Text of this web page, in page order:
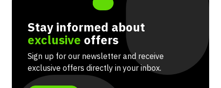
Stay informed about
exclusive offers
Sign up for our newsletter and receive
exclusive offers directly in your inbox.